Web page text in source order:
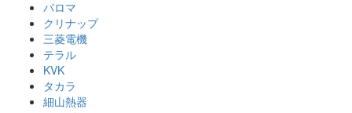
パロマ
クリナップ
三菱電機
テラル
KVK
タカラ
細山熱器